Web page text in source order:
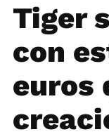
Tiger
con
euros